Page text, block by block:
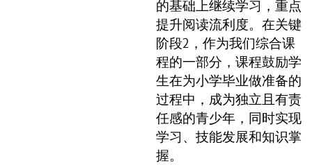
的基础上继续学习，重点
提升阅读流利度。在关键
阶段2，作为我们综合课
程的一部分，课程鼓励学
生在为小学毕业做准备的
过程中，成为独立且有责
任感的青少年，同时实现
学习、技能发展和知识掌
握。